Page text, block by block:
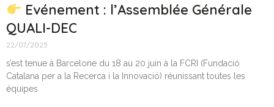
Evénement : l’Assemblée Générale
QUALI-DEC
22/07/2025
s’est tenue à Barcelone du 18 au 20 juin à la FCRI (Fundació
Catalana per a la Recerca i la Innovació) réunissant toutes les
équipes